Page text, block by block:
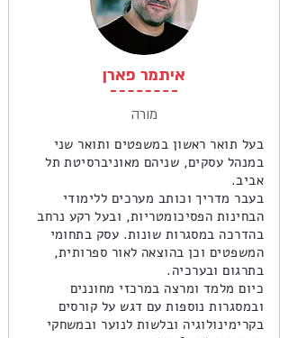
איתמר פארן
מורה
בעל תואר ראשון במשפטים ותואר שני
במנהל עסקים, שניהם מאוניברסיטת תל
אביב.
בעבר מדריך וכותב מערכים ללימודי
הבחינות הפסיכומטריות, ובעל רקע נרחב
בהדרכה במסגרות שונות. עסק בתחומי
המשפטים וכן בהוצאה לאור ספרותית,
בתרגום ובערכיה.
כיום מלמד ומרצה במרכזי מחוננים
ובמסגרות נוספות עם דגש על קורסים
בקרימינולוגיה ובלשות לנוער ובמשחקי